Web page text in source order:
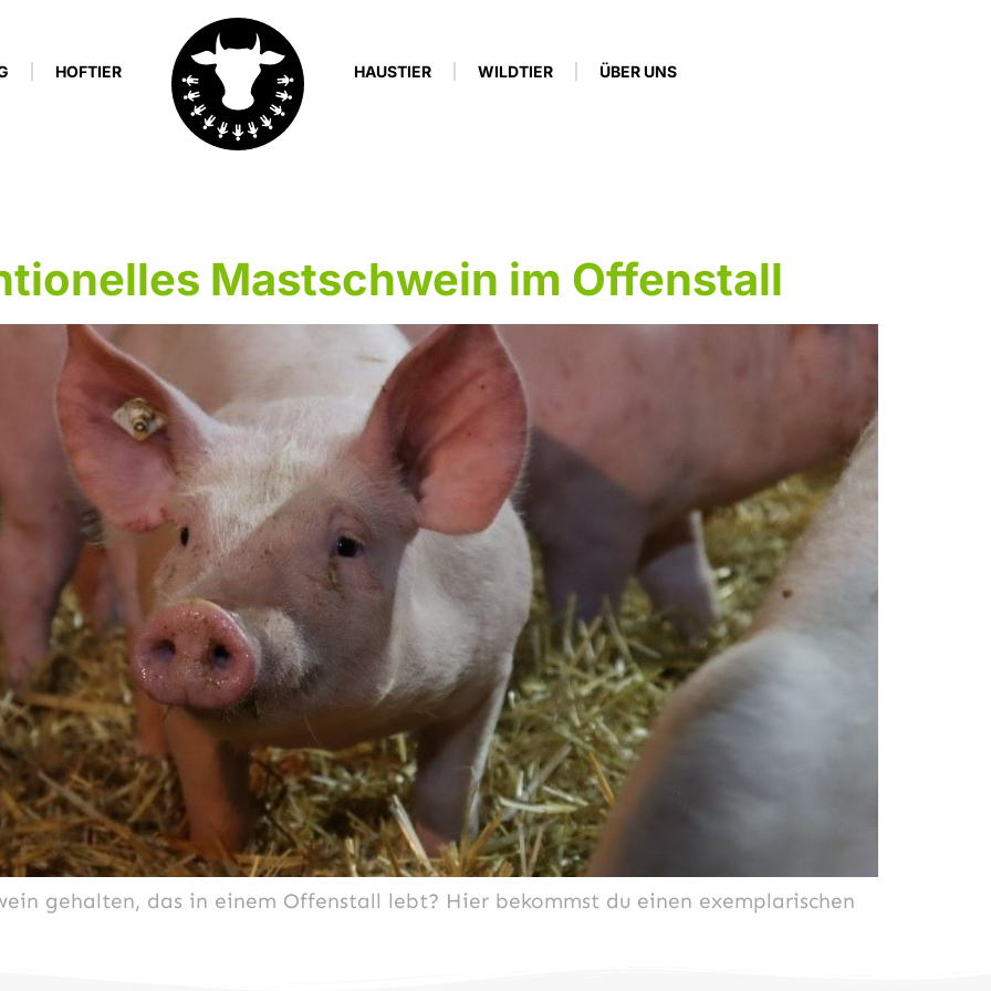
HOFTIER HAUSTIER WILDTIER ÜBER UNS
Mastschwein im Offenstall
gehalten, das in einem Offenstall lebt? Hier bekommst du einen exemplarischen